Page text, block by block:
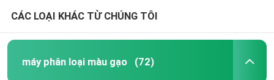
CÁC LOẠI KHÁC TỪ CHÚNG TÔI
máy phân loại màu gạo (72)